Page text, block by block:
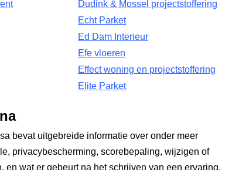
Dudink & Mossel projectstoffering
Echt Parket
Ed Dam Interieur
Efe vloeren
Effect woning en projectstoffering
Elite Parket
bevat uitgebreide informatie over onder meer
privacybescherming, scorebepaling, wijzigen of
en wat er gebeurt na het schrijven van een ervaring.